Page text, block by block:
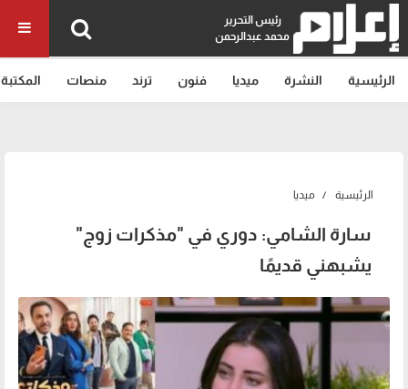
رئيس التحرير
محمد عبدالرحمن
الرئيسية النشرة ميديا فنون ترند منصات المكتبة
الرئيسية ميديا
سارة الشامي: دوري في "مذكرات زوج"
يشبهني قديمًا